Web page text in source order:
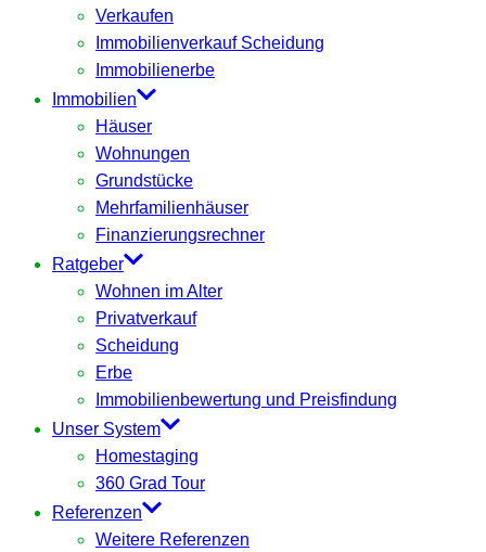
Verkaufen
Immobilienverkauf Scheidung
Immobilienerbe
Immobilien
Häuser
Wohnungen
Grundstücke
Mehrfamilienhäuser
Finanzierungsrechner
Ratgeber
Wohnen im Alter
Privatverkauf
Scheidung
Erbe
Immobilienbewertung und Preisfindung
Unser System
Homestaging
360 Grad Tour
Referenzen
Weitere Referenzen